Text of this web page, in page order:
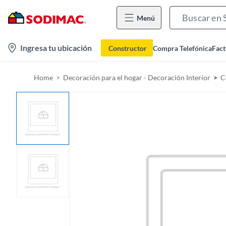
Menú
Ingresa tu ubicación Constructor Compra Telefónica
Home Decoración para el hogar - Decoración Interior